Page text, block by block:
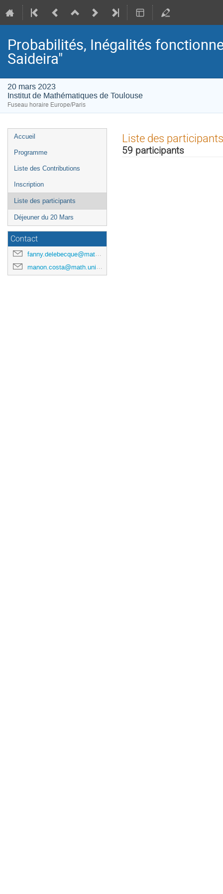
Probabilités, Inégalités
Saideira"
20 mars 2023
Institut de Mathématiques de Toulouse
Fuseau horaire Europe/Paris
Menu
de
Accueil
Programme
Liste des Contributions
Inscription
Liste des participants
Déjeuner du 20 Mars
Contact
fanny.delebecque@math.univ-toulouse.fr
manon.costa@math.univ-toulouse.fr
Liste des participants
59 participants